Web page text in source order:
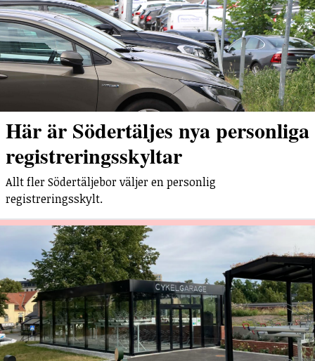
Här är Södertäljes nya personliga
registreringsskyltar
Allt fler Södertäljebor väljer en personlig
registreringsskylt.